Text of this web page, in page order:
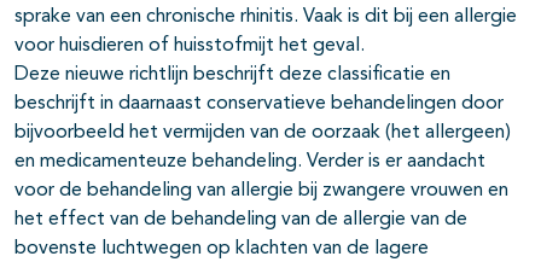
sprake van een chronische rhinitis. Vaak is dit bij een allergie
voor huisdieren of huisstofmijt het geval.
Deze nieuwe richtlijn beschrijft deze classificatie en
beschrijft in daarnaast conservatieve behandelingen door
bijvoorbeeld het vermijden van de oorzaak (het allergeen)
en medicamenteuze behandeling. Verder is er aandacht
voor de behandeling van allergie bij zwangere vrouwen en
het effect van de behandeling van de allergie van de
bovenste luchtwegen op klachten van de lagere